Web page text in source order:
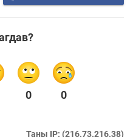
0 0
Таны IP: (216.73.216.38)